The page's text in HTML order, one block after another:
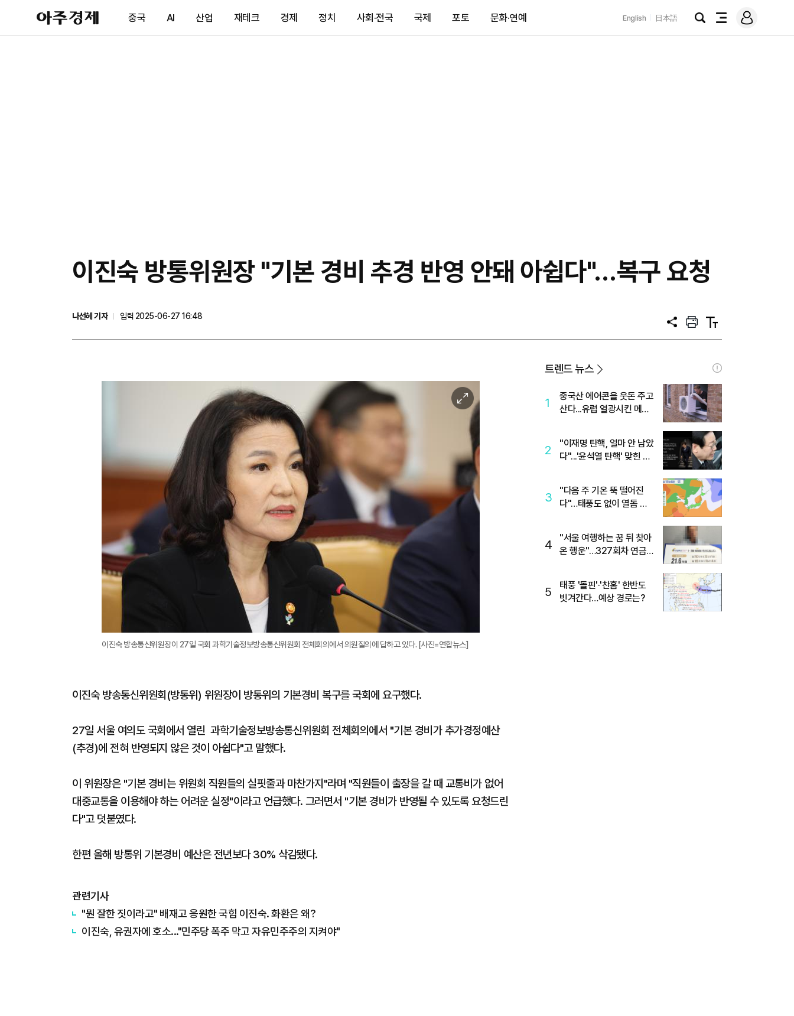
아
주
제
중국 AI 산업 재테크 경제 정치 사회·전국 국제 포토 문화·연예 English 日本語
검
전
메
그
이진숙 방통위원장 "기본 경비 추경 반영 안돼 아쉽다"…복구 요청
나선혜 기자
입력 2025-06-27 16:48
공
프
트
텍
트
이
미
대
이진숙 방송통신위원장이 27일 국회 과학기술정보방송통신위원회 전체회의에서 의원질의에 답하고 있다. [사진=연합뉴스]
이진숙 방송통신위원회(방통위) 위원장이 방통위의 기본경비 복구를 국회에 요구했다.
27일 서울 여의도 국회에서 열린 과학기술정보방송통신위원회 전체회의에서 "기본 경비가 추가경정예산
(추경)에 전혀 반영되지 않은 것이 아쉽다"고 말했다.
이 위원장은 "기본 경비는 위원회 직원들의 실핏줄과 마찬가지"라며 "직원들이 출장을 갈 때 교통비가 없어
대중교통을 이용해야 하는 어려운 실정"이라고 언급했다. 그러면서 "기본 경비가 반영될 수 있도록 요청드린
다"고 덧붙였다.
한편 올해 방통위 기본경비 예산은 전년보다 30% 삭감됐다.
관련기사
"뭔 잘한 짓이라고" 배재고 응원한 국힘 이진숙. 화환은 왜?
이진숙, 유권자에 호소..."민주당 폭주 막고 자유민주주의 지켜야"
트렌드 뉴스
1
중국산 에어콘을 웃돈 주고
산다...유럽 열광시킨 메이
2
"이재명 탄핵, 얼마 안 남았
다"...'윤석열 탄핵' 맞힌 무
3
"다음 주 기온 뚝 떨어진
다"…태풍도 없이 열돔 박
4
"서울 여행하는 꿈 뒤 찾아
온 행운"…327회차 연금
5
태풍 '돌핀'·'찬홈' 한반도
빗겨간다…예상 경로는?